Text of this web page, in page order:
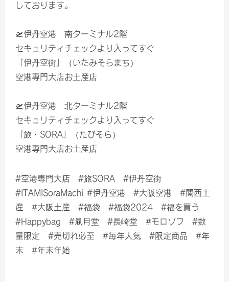
しております。
🛫伊丹空港 南ターミナル2階
セキュリティチェックより入ってすぐ
「伊丹空街」（いたみそらまち）
空港専門大店お土産店
🛫伊丹空港 北ターミナル2階
セキュリティチェックより入ってすぐ
「旅・SORA」（たびそら）
空港専門大店お土産店
#空港専門大店 #旅SORA #伊丹空街
#ITAMISoraMachi #伊丹空港 #大阪空港 #関西土
産 #大阪土産 #福袋 #福袋2024 #福を買う
#Happybag #凬月堂 #長崎堂 #モロゾフ #数
量限定 #売切れ必至 #毎年人気 #限定商品 #年
末 #年末年始